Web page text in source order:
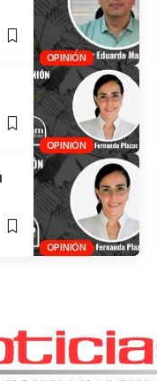
OPINIÓN
OPINIÓN
OPINIÓN